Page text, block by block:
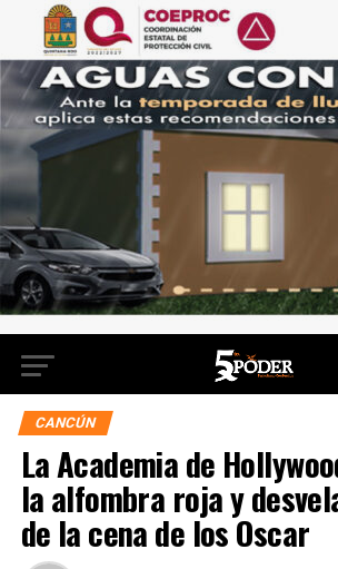
CANCÚN
La Academia de
la alfombra roja y
de la cena de los Oscar